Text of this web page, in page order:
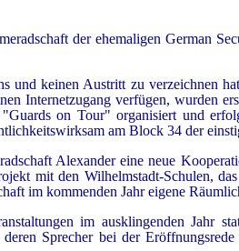
der ehemaligen German
und keinen Austritt zu verzeichnen
Internetzugang verfügen, wurden
on Tour" organisiert und
am Block 34 der
Alexander eine neue
mit den Wilhelmstadt-Schulen,
im kommenden Jahr eigene
im ausklingenden Jahr
Sprecher bei der